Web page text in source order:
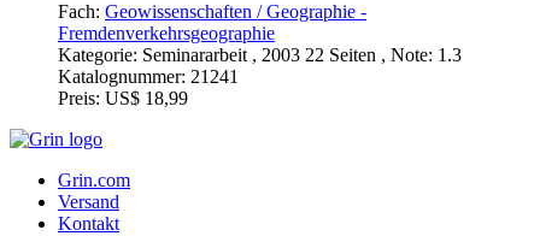
Fach: Geowissenschaften / Geographie -
Fremdenverkehrsgeographie
Kategorie: Seminararbeit , 2003 22 Seiten , Note: 1.3
Katalognummer: 21241
Preis: US$ 18,99
Grin.com
Versand
Kontakt